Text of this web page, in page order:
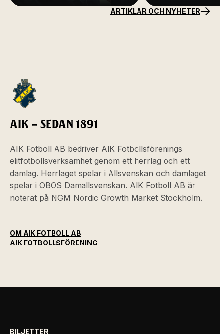
ARTIKLAR OCH NYHETER
AIK – SEDAN 1891
AIK Fotboll AB bedriver AIK Fotbollsförenings
elitfotbollsverksamhet genom ett herrlag och ett
damlag. Herrlaget spelar i Allsvenskan och damlaget
spelar i OBOS Damallsvenskan. AIK Fotboll AB är
noterat på NGM Nordic Growth Market Stockholm.
OM AIK FOTBOLL AB
AIK FOTBOLLSFÖRENING
BILJETTER